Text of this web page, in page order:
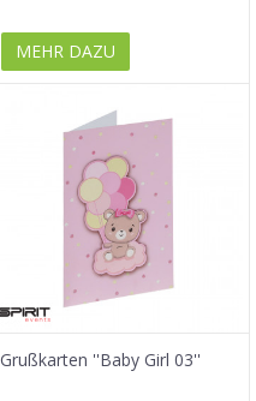
MEHR DAZU
Grußkarten ''Baby Girl 03''